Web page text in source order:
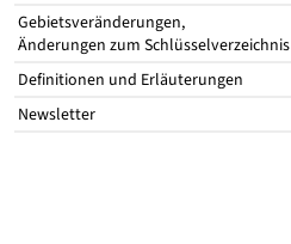
Gebietsveränderungen,
Änderungen zum Schlüsselverzeichnis
Definitionen und Erläuterungen
Newsletter